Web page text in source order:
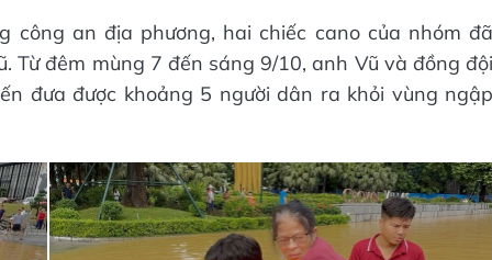
công an địa phương, hai chiếc cano của nhóm đã
Từ đêm mùng 7 đến sáng 9/10, anh Vũ và đồng đội
đưa được khoảng 5 người dân ra khỏi vùng ngập